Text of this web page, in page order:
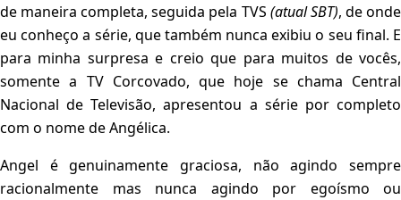
de maneira completa, seguida pela TVS (atual SBT), de onde
eu conheço a série, que também nunca exibiu o seu final. E
para minha surpresa e creio que para muitos de vocês,
somente a TV Corcovado, que hoje se chama Central
Nacional de Televisão, apresentou a série por completo
com o nome de Angélica.
Angel é genuinamente graciosa, não agindo sempre
racionalmente mas nunca agindo por egoísmo ou